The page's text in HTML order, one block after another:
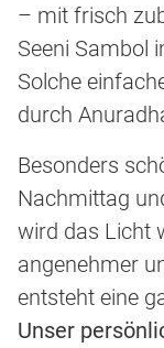
– mit frisch
Seeni Sambol
Solche
durch
Besonders
Nachmittag
wird das Licht
angenehmer
entsteht eine
Unser